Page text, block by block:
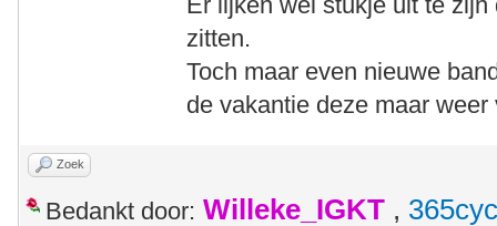
zitten.
Toch maar even nieuwe
de vakantie deze maar
Zoek
Bedankt door: Willeke_IGKT ,